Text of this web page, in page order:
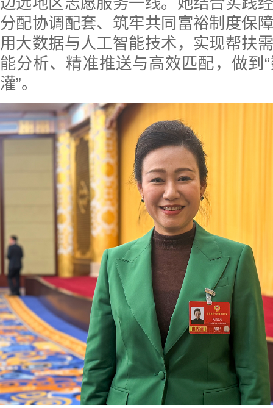
分配协调配套、筑牢共同富裕制度保
用大数据与人工智能技术，实现帮扶
能分析、精准推送与高效匹配，做到
灌”。